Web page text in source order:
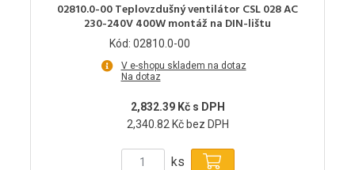
02810.0-00 Teplovzdušný ventilátor CSL 028 AC
230-240V 400W montáž na DIN-lištu
Kód: 02810.0-00
V e-shopu skladem na dotaz
Na dotaz
2,832.39 Kč s DPH
2,340.82 Kč bez DPH
ks